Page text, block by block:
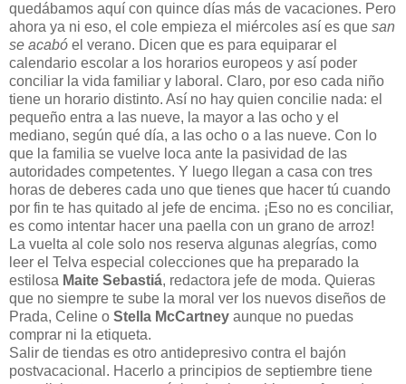
quedábamos aquí con quince días más de vacaciones. Pero
ahora ya ni eso, el cole empieza el miércoles así es que san
se acabó el verano. Dicen que es para equiparar el
calendario escolar a los horarios europeos y así poder
conciliar la vida familiar y laboral. Claro, por eso cada niño
tiene un horario distinto. Así no hay quien concilie nada: el
pequeño entra a las nueve, la mayor a las ocho y el
mediano, según qué día, a las ocho o a las nueve. Con lo
que la familia se vuelve loca ante la pasividad de las
autoridades competentes. Y luego llegan a casa con tres
horas de deberes cada uno que tienes que hacer tú cuando
por fin te has quitado al jefe de encima. ¡Eso no es conciliar,
es como intentar hacer una paella con un grano de arroz!
La vuelta al cole solo nos reserva algunas alegrías, como
leer el Telva especial colecciones que ha preparado la
estilosa Maite Sebastiá, redactora jefe de moda. Quieras
que no siempre te sube la moral ver los nuevos diseños de
Prada, Celine o Stella McCartney aunque no puedas
comprar ni la etiqueta.
Salir de tiendas es otro antidepresivo contra el bajón
postvacacional. Hacerlo a principios de septiembre tiene